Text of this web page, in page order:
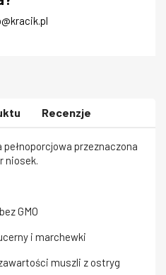
Recenzje
przeznaczona
niosek.
GMO
i marchewki
muszli z ostryg